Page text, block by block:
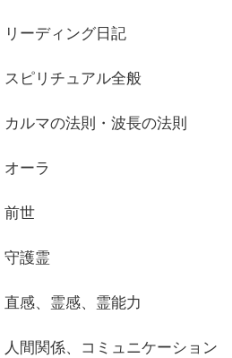
リーディング日記
スピリチュアル全般
カルマの法則・波長の法則
オーラ
前世
守護霊
直感、霊感、霊能力
人間関係、コミュニケーション